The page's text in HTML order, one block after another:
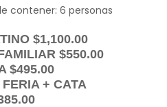
$1,100.00
$550.00
$495.00
+ CATA